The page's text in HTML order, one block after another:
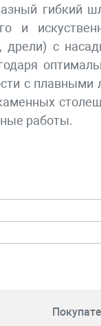
гибкий
и
с
с
работы.